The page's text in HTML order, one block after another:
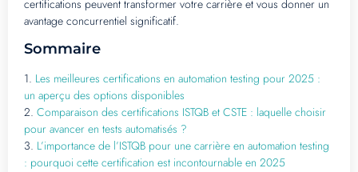
certifications peuvent transformer votre carrière et vous donner un
avantage concurrentiel significatif.
Sommaire
1. Les meilleures certifications en automation testing pour 2025 :
un aperçu des options disponibles
2. Comparaison des certifications ISTQB et CSTE : laquelle choisir
pour avancer en tests automatisés ?
3. L’importance de l’ISTQB pour une carrière en automation testing
: pourquoi cette certification est incontournable en 2025